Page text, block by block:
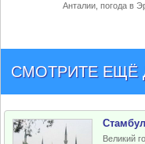
Анталии, погода в
СМОТРИТЕ ЕЩЁ
Стамбул
Великий